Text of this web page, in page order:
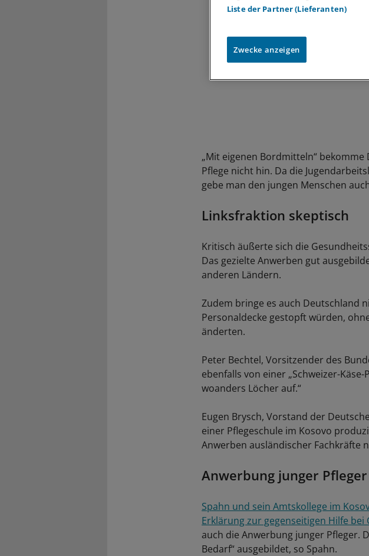
„Mit eigenen Bordmitteln“
Pflege nicht hin. Da die
gebe man den jungen Menschen
Linksfraktion skeptisch
Kritisch äußerte sich die
Das gezielte Anwerben gut
anderen Ländern.
Zudem bringe es auch Deutschland
Personaldecke gestopft würden,
änderten.
Peter Bechtel, Vorsitzender des
ebenfalls von einer „Schweizer-
woanders Löcher auf.“
Eugen Brysch, Vorstand der
einer Pflegeschule im Kosovo
Anwerben ausländischer Fachkräfte
Anwerbung junger
Spahn und sein Amtskollege im
Erklärung zur gegenseitigen Hilfe
auch die Anwerbung junger Pfleger.
Bedarf“ ausgebildet, so Spahn.
Liste der Partner (Lieferanten)
Zwecke anzeigen